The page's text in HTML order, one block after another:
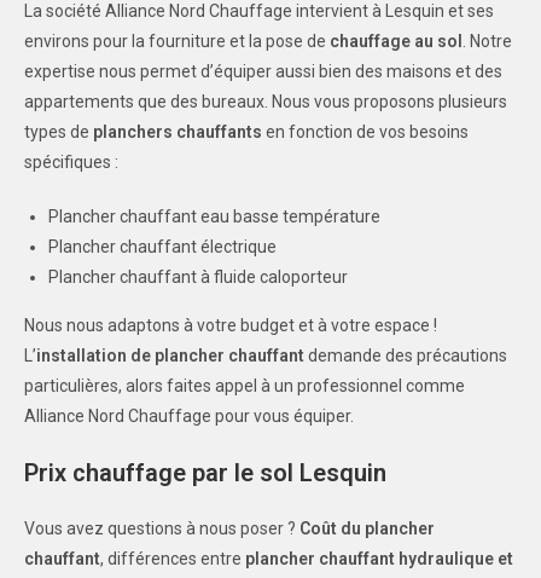
La société Alliance Nord Chauffage intervient à Lesquin et ses
environs pour la fourniture et la pose de chauffage au sol
. Notre
expertise nous permet d’équiper aussi bien des maisons et des
appartements que des bureaux. Nous vous proposons plusieurs
types de planchers chauffants en fonction de vos besoins
spécifiques :
Plancher chauffant eau basse température
Plancher chauffant électrique
Plancher chauffant à fluide caloporteur
Nous nous adaptons à votre budget et à votre espace !
L’installation de plancher chauffant demande des précautions
particulières, alors faites appel à un professionnel comme
Alliance Nord Chauffage pour vous équiper.
Prix chauffage par le sol Lesquin
Vous avez questions à nous poser ? Coût du plancher
chauffant, différences entre plancher chauffant hydraulique et